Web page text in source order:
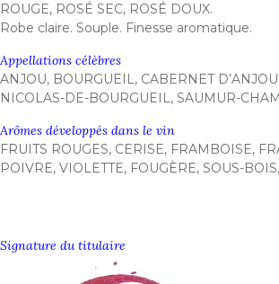
ROUGE, ROSÉ SEC, ROSÉ DOUX.
Robe claire. Souple. Finesse aromatique.
Appellations célèbres
ANJOU, BOURGUEIL, CABERNET
NICOLAS-DE-BOURGUEIL, SAUMUR-
Arômes développés dans le vin
FRUITS ROUGES, CERISE, FRAMBOISE,
POIVRE, VIOLETTE, FOUGÈRE, SOUS-
Signature du titulaire